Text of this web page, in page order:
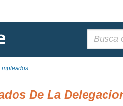
...
De La